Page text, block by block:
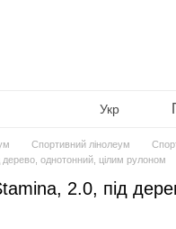
Укр
Спортивний лінолеум
однотонний, цілим рулоном
2.0, під